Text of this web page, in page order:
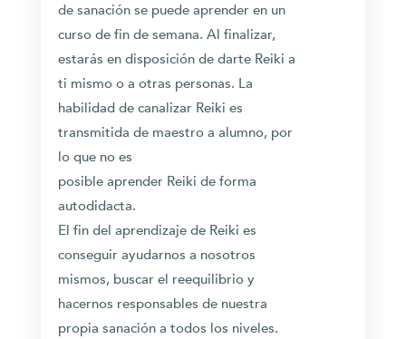
de sanación se puede aprender en un
curso de fin de semana. Al finalizar,
estarás en disposición de darte Reiki a
ti mismo o a otras personas. La
habilidad de canalizar Reiki es
transmitida de maestro a alumno, por
lo que no es
posible aprender Reiki de forma
autodidacta.
El fin del aprendizaje de Reiki es
conseguir ayudarnos a nosotros
mismos, buscar el reequilibrio y
hacernos responsables de nuestra
propia sanación a todos los niveles.